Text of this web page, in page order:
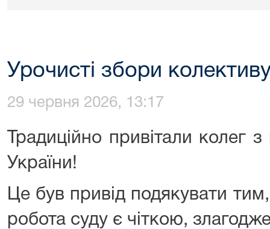
Урочисті збори
29 червня 2026, 13:17
Традиційно привітали колег
України!
Це був привід подякувати
робота суду є чіткою,